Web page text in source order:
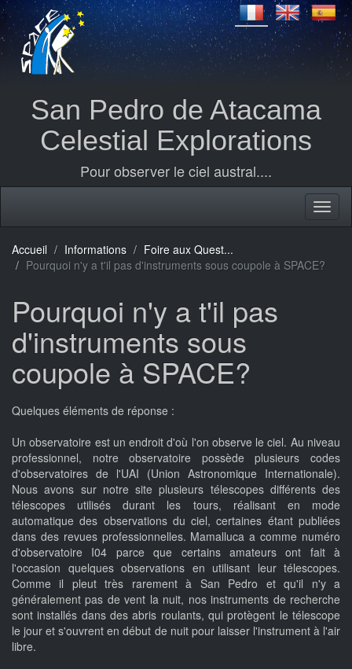
San Pedro de Atacama
Celestial Explorations
Pour observer le ciel austral....
Accueil Informations
Foire aux Quest...
Pourquoi n'y a t'il pas d'instruments sous coupole à SPACE?
Pourquoi n'y a t'il pas
d'instruments sous
coupole à SPACE?
Quelques éléments de réponse :
Un observatoire est un endroit d'où l'on observe le ciel. Au niveau
professionnel, notre observatoire possède plusieurs codes
d'observatoires de l'UAI (Union Astronomique Internationale).
Nous avons sur notre site plusieurs télescopes différents des
télescopes utilisés durant les tours, réalisant en mode
automatique des observations du ciel, certaines étant publiées
dans des revues professionnelles. Mamalluca a comme numéro
d'observatoire I04 parce que certains amateurs ont fait à
l'occasion quelques observations en utilisant leur télescopes.
Comme il pleut très rarement à San Pedro et qu'il n'y a
généralement pas de vent la nuit, nos instruments de recherche
sont installés dans des abris roulants, qui protègent le télescope
le jour et s'ouvrent en début de nuit pour laisser l'instrument à l'air
libre.